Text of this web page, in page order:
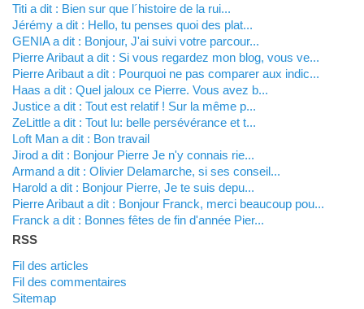
titi a dit : Bien sur que l´histoire de la rui...
Jérémy a dit : Hello, tu penses quoi des plat...
GENIA a dit : Bonjour, J'ai suivi votre parcour...
Pierre Aribaut a dit : Si vous regardez mon blog, vous ve...
Pierre Aribaut a dit : Pourquoi ne pas comparer aux indic...
Haas a dit : Quel jaloux ce Pierre. Vous avez b...
justice a dit : Tout est relatif ! Sur la même p...
zeLittle a dit : Tout lu: belle persévérance et t...
Loft Man a dit : Bon travail
Jirod a dit : Bonjour Pierre Je n'y connais rie...
Armand a dit : Olivier Delamarche, si ses conseil...
harold a dit : Bonjour Pierre, Je te suis depu...
Pierre Aribaut a dit : Bonjour Franck, merci beaucoup pou...
franck a dit : Bonnes fêtes de fin d'année Pier...
RSS
Fil des articles
Fil des commentaires
Sitemap